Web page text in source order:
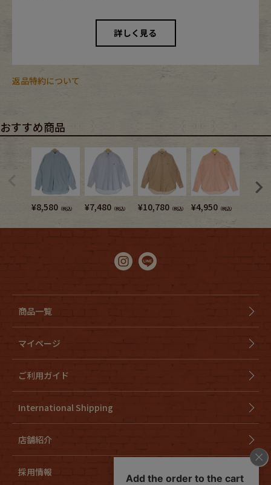
詳しく見る
返品特約について
おすすめ商品
¥8,580 （税込） ¥7,480 （税込） ¥10,780 （税込） ¥4,950 （税込）
商品一覧
マイページ
ご利用ガイド
International Shipping
店舗紹介
採用情報